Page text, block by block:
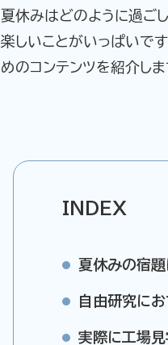
夏休みはどのように過ご
楽しいことがいっぱいで
めのコンテンツを紹介しま
INDEX
夏休みの宿
自由研究に
実際に工場見